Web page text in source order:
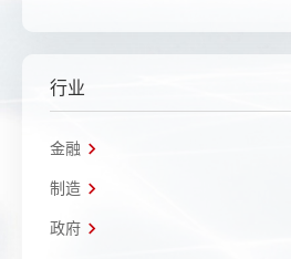
行业
金融
制造
政府